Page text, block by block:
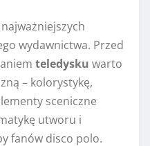
wydawnictwa. Przed
teledysku warto
– kolorystykę,
sceniczne
utworu i
fanów disco polo.